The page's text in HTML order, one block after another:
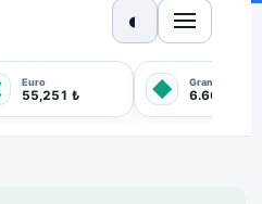
Euro
55,251 ₺ ◆ Gram Altın
6.660,550
◐